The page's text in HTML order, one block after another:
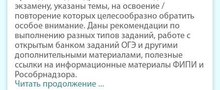
экзамену, указаны темы, на освоение /
повторение которых целесообразно обратить
особое внимание. Даны рекомендации по
выполнению разных типов заданий, работе с
открытым банком заданий ОГЭ и другими
дополнительными материалами, полезные
ссылки на информационные материалы ФИПИ и
Рособрнадзора.
Читать продолжение ...